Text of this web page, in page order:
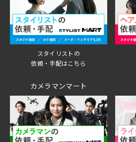
スタイリストの
依頼・手配はこちら
カメラマンマート